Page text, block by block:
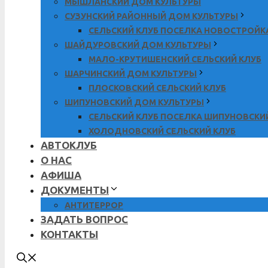
СУЗУНСКИЙ РАЙОННЫЙ ДОМ КУЛЬТУРЫ
СЕЛЬСКИЙ КЛУБ ПОСЕЛКА
ШАЙДУРОВСКИЙ ДОМ КУЛЬТУРЫ
МАЛО-КРУТИШЕНСКИЙ СЕЛЬСКИЙ КЛУБ
ШАРЧИНСКИЙ ДОМ КУЛЬТУРЫ
ПЛОСКОВСКИЙ СЕЛЬСКИЙ КЛУБ
ШИПУНОВСКИЙ ДОМ КУЛЬТУРЫ
СЕЛЬСКИЙ КЛУБ ПОСЕЛКА
ХОЛОДНОВСКИЙ СЕЛЬСКИЙ КЛУБ
АВТОКЛУБ
О НАС
АФИША
ДОКУМЕНТЫ
АНТИТЕРРОР
ЗАДАТЬ ВОПРОС
КОНТАКТЫ